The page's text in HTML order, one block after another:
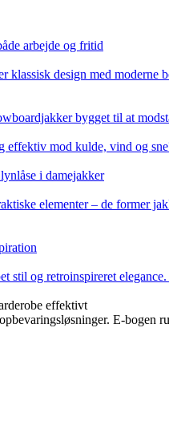
arbejde og fritid
klassisk design med
bygget til at
mod kulde, vind og
i damejakker
elementer – de former
stil og retroinspireret
effektivt
E-bogen